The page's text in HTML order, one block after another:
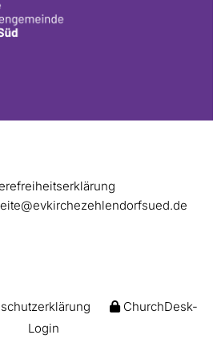
ChurchDesk-
Login